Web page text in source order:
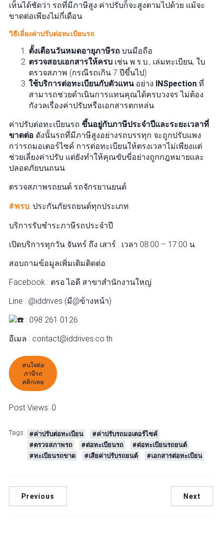
เห็นได้ชัดว่า รถที่มีภาษีสูง ค่าปรับก็จะสูงตามไปด้วย แม้จะ
ขาดต่อเพียงไม่กี่เดือน
วิธีเลี่ยงค่าปรับต่อทะเบียนรถ
ตั้งเตือนวันหมดอายุภาษีรถ บนมือถือ
ตรวจสอบเอกสารให้ครบ เช่น พ.ร.บ., เล่มทะเบียน, ใบ
ตรวจสภาพ (กรณีรถเกิน 7 ปีขึ้นไป)
ใช้บริการต่อทะเบียนกับตัวแทนอย่าง INSpection ที่
สามารถช่วยดำเนินการแทนคุณได้ครบวงจร ไม่ต้อง
กังวลเรื่องค่าปรับหรือเอกสารตกหล่น
ค่าปรับต่อทะเบียนรถ ขึ้นอยู่กับภาษีประจำปีและระยะเวลาที่
ขาดต่อ ดังนั้นรถที่มีภาษีสูงอย่างรถบรรทุก จะถูกปรับแพง
กว่ารถมอเตอร์ไซค์ การต่อทะเบียนให้ตรงเวลาไม่เพียงแต่
ช่วยเลี่ยงค่าปรับ แต่ยังทำให้คุณขับขี่อย่างถูกกฎหมายและ
ปลอดภัยบนถนน
ตรวจสภาพรถยนต์ รถจักรยานยนต์
#พรบ . ประกันภัยรถยนต์ทุกประเภท
บริการรับชำระภาษีรถประจำปี
เปิดบริการทุกวัน จันทร์ ถึง เสาร์ : เวลา 08:00 – 17:00 น.
สอบถามข้อมูลเพิ่มเติมติดต่อ:
Facebook : ตรอ.ไอดี สาขาสำนักงานใหญ่
Line : @iddrives (มี@ข้างหน้า)
: 098 261 0126
อีเมล : contact@iddrives.co.th
สนใจต่อ
ภาษีรถ
คลิกเลย
Post Views: 0
Tags: #ค่าปรับต่อทะเบียน
#ค่าปรับรถมอเตอร์ไซค์
#ตรวจสภาพรถ
#ต่อทะเบียนรถ
#ต่อทะเบียนรถยนต์
#ทะเบียนรถขาด
#เสียค่าปรับรถยนต์ #เอกสารต่อทะเบียน
Previous Next